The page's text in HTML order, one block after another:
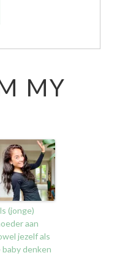
MY
(jonge)
aan
jezelf als
baby denken